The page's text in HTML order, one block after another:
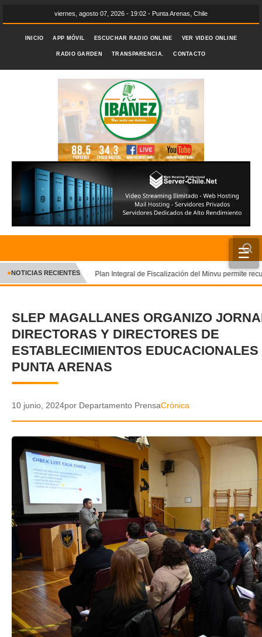
viernes, agosto 07, 2026 - 19:02 - Punta Arenas, Chile
INICIO APP MÓVIL ESCUCHAR RADIO ONLINE VER VIDEO ONLINE
RADIO GARDEN TRANSPARENCIA. CONTACTO
☰
INICIO
CRÓNICA
DEPORTES
ENTRETENIMIENTO Y CULTURA
POLICIAL
VIDEOS
GALERIA DE FOTOS
APP MÓVIL
TRANSPARENCIA
✕
●NOTICIAS RECIENTES Plan Integral de Fiscalización del Minvu permite
SLEP MAGALLANES ORGANIZO
DIRECTORAS Y DIRECTORES DE
ESTABLECIMIENTOS EDUCACIONALES
PUNTA ARENAS
10 junio, 2024por Departamento PrensaCrónica